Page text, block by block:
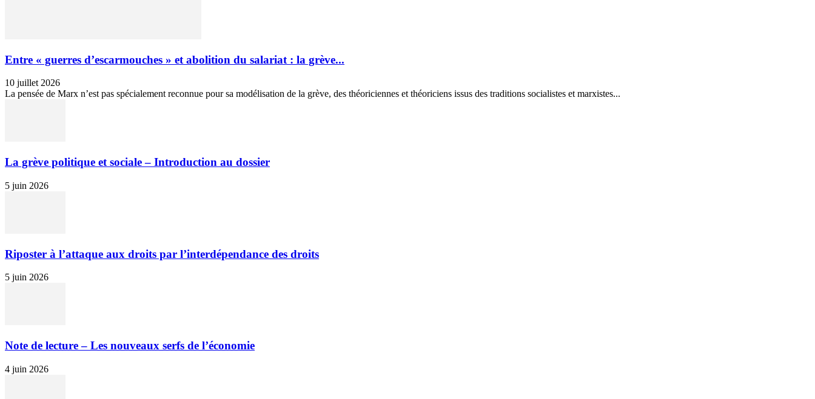
Entre « guerres d’escarmouches » et abolition du salariat : la grève...
10 juillet 2026
La pensée de Marx n’est pas spécialement reconnue pour sa modélisation de la grève, des théoriciennes et théoriciens issus des traditions socialistes et marxistes...
La grève politique et sociale – Introduction au dossier
5 juin 2026
Riposter à l’attaque aux droits par l’interdépendance des droits
5 juin 2026
Note de lecture – Les nouveaux serfs de l’économie
4 juin 2026